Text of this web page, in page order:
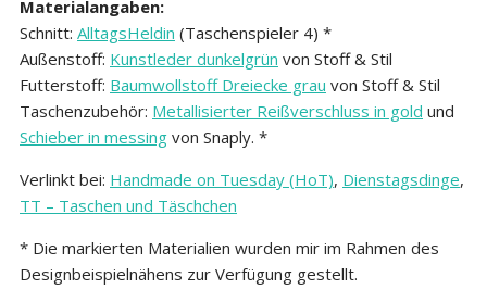
Materialangaben:
Schnitt: AlltagsHeldin (Taschenspieler 4) *
Außenstoff: Kunstleder dunkelgrün von Stoff & Stil
Futterstoff: Baumwollstoff Dreiecke grau von Stoff & Stil
Taschenzubehör: Metallisierter Reißverschluss in gold und
Schieber in messing von Snaply. *
Verlinkt bei: Handmade on Tuesday (HoT), Dienstagsdinge,
TT – Taschen und Täschchen
* Die markierten Materialien wurden mir im Rahmen des
Designbeispielnähens zur Verfügung gestellt.